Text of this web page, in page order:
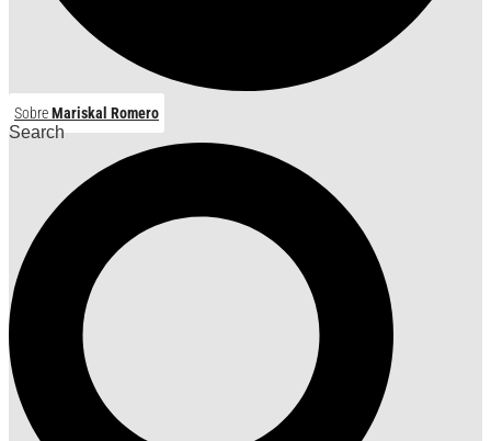
SobreMariskal Romero
Search